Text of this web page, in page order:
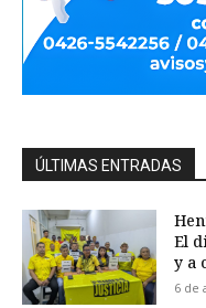
ÚLTIMAS ENTRADAS
El
y a
6 de